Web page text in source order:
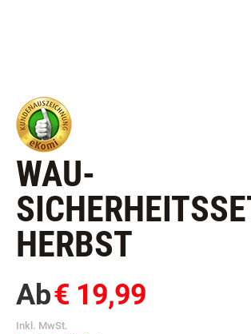
WAU-
HERBST
Ab€ 19,99
Inkl. MwSt.